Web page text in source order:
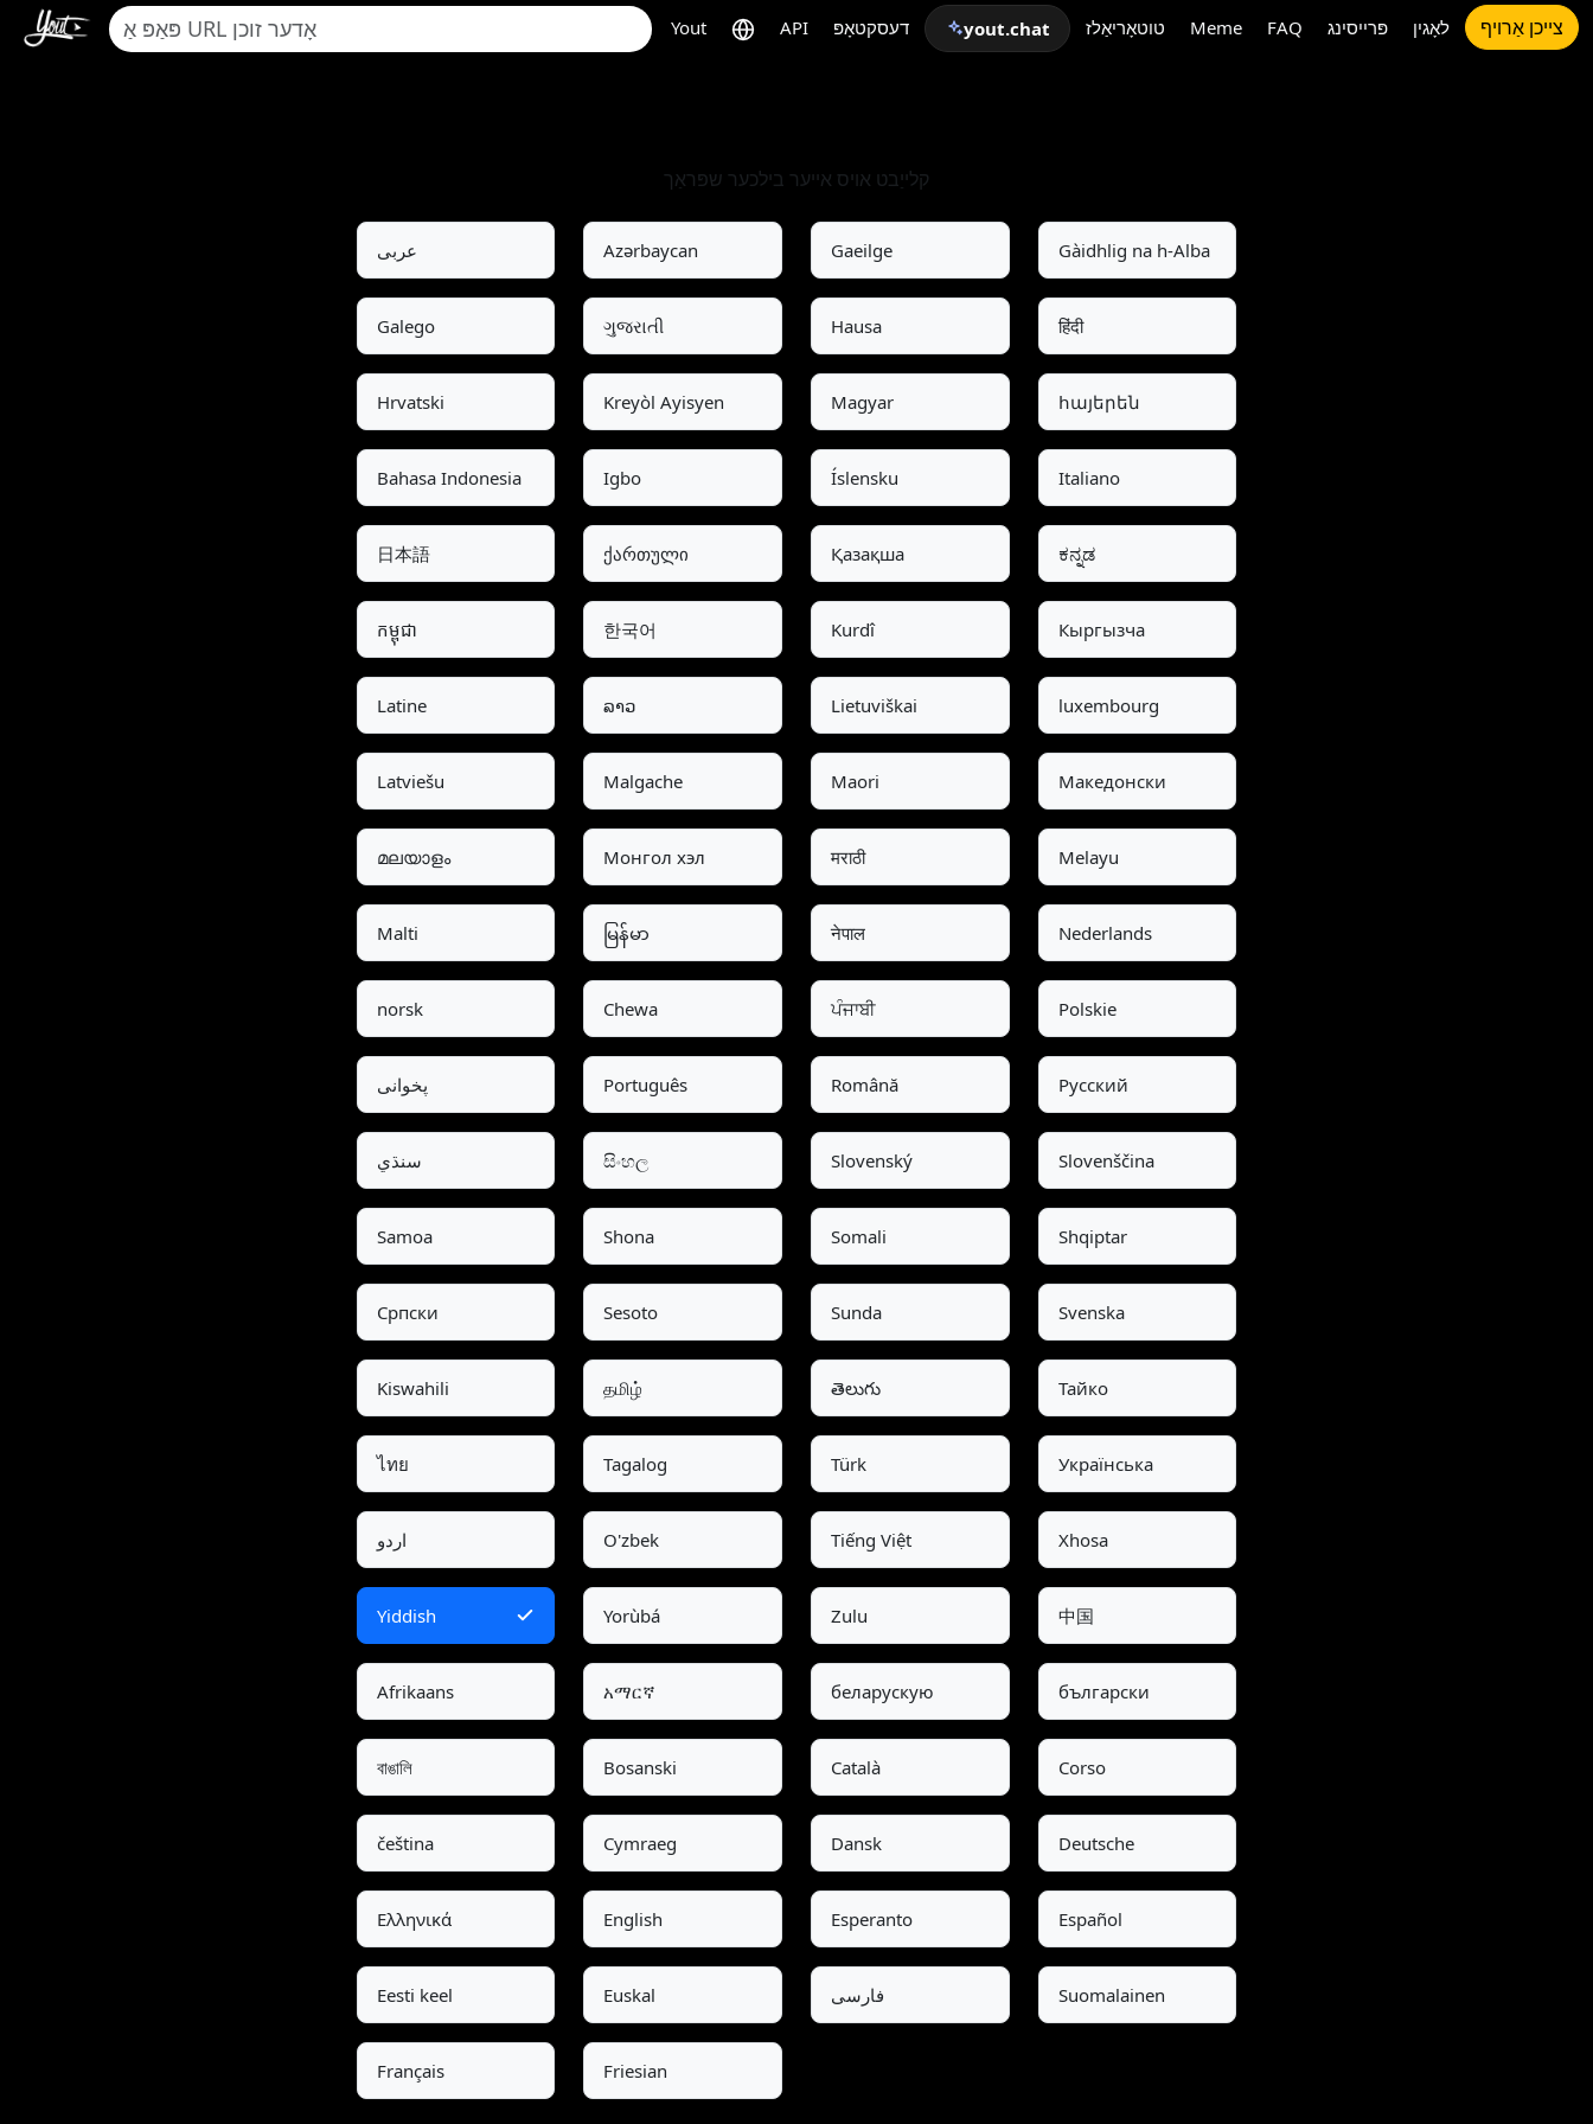
Yout API דעסקטאָפּ yout.chat טוטאָריאַלז Meme FAQ פּרייסינג לאָגין צייכן אַרויף
קלייַבט אויס אייער בילכער שפּראַך
عربى Azərbaycan Gaeilge Gàidhlig na h-Alba
Galego ગુજરાતી Hausa हिंदी
Hrvatski Kreyòl Ayisyen Magyar հայերեն
Bahasa Indonesia Igbo Íslensku Italiano
日本語 ქართული Қазақша ಕನ್ನಡ
កម្ពុជា 한국어 Kurdî Кыргызча
Latine ລາວ Lietuviškai luxembourg
Latviešu Malgache Maori Македонски
മലയാളം Монгол хэл मराठी Melayu
Malti မြန်မာ नेपाल Nederlands
norsk Chewa ਪੰਜਾਬੀ Polskie
پخوانی Português Română Pусский
سنڌي සිංහල Slovenský Slovenščina
Samoa Shona Somali Shqiptar
Српски Sesoto Sunda Svenska
Kiswahili தமிழ் తెలుగు Тайко
ไทย Tagalog Türk Українська
اردو O'zbek Tiếng Việt Xhosa
Yiddish Yorùbá Zulu 中国
Afrikaans አማርኛ беларускую български
বাঙালি Bosanski Català Corso
čeština Cymraeg Dansk Deutsche
Ελληνικά English Esperanto Español
Eesti keel Euskal فارسی Suomalainen
Français Friesian